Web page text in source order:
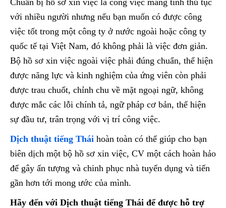
với nhiều người nhưng nếu bạn muốn có được công
việc tốt trong một công ty ở nước ngoài hoặc công ty
quốc tế tại Việt Nam, đó không phải là việc đơn giản.
Bộ hồ sơ xin việc ngoài việc phải đúng chuẩn, thể hiện
được năng lực và kinh nghiệm của ứng viên còn phải
được trau chuốt, chỉnh chu về mặt ngoại ngữ, không
được mắc các lỗi chính tả, ngữ pháp cơ bản, thể hiện
sự đầu tư, trân trọng với vị trí công việc.
Dịch thuật tiếng Thái hoàn toàn có thể giúp cho bạn
biên dịch một bộ hồ sơ xin việc, CV một cách hoàn hảo
để gây ấn tượng và chinh phục nhà tuyển dụng và tiến
gần hơn tới mong ước của mình.
Hãy đến với Dịch thuật tiếng Thái để được hỗ trợ